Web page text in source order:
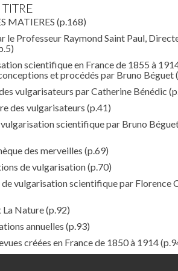
MATIERES (p.168)
le Professeur Raymond Saint Paul,
scientifique en France de 1855 à
et procédés par Bruno Béguet
vulgarisateurs par Catherine Bénédic
des vulgarisateurs (p.41)
vulgarisation scientifique par Bruno
des merveilles (p.69)
de vulgarisation(p.70)
de vulgarisation scientifique par Florence
La Nature(p.92)
annuelles (p.93)
créées en France de 1850 à 1914